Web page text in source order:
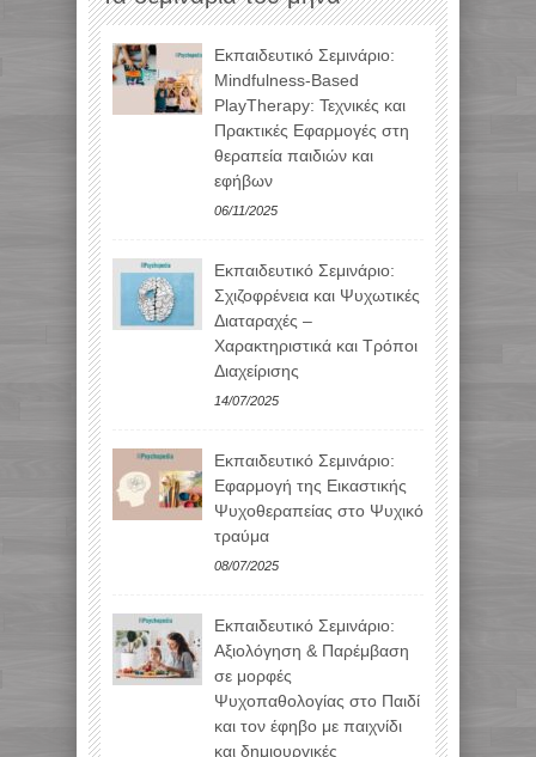
Εκπαιδευτικό Σεμινάριο:
Mindfulness-Based
PlayTherapy: Τεχνικές και
Πρακτικές Εφαρμογές στη
θεραπεία παιδιών και
εφήβων
06/11/2025
Εκπαιδευτικό Σεμινάριο:
Σχιζοφρένεια και Ψυχωτικές
Διαταραχές –
Χαρακτηριστικά και Τρόποι
Διαχείρισης
14/07/2025
Εκπαιδευτικό Σεμινάριο:
Εφαρμογή της Εικαστικής
Ψυχοθεραπείας στο Ψυχικό
τραύμα
08/07/2025
Εκπαιδευτικό Σεμινάριο:
Αξιολόγηση & Παρέμβαση
σε μορφές
Ψυχοπαθολογίας στο Παιδί
και τον έφηβο με παιχνίδι
και δημιουργικές